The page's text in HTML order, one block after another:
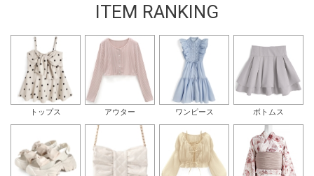
ITEM RANKING
トップス アウター ワンピース ボトムス